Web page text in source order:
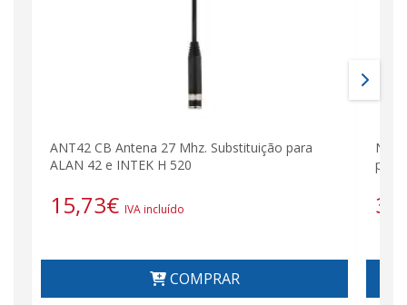
ANT42 CB Antena 27 Mhz. Substituição para
ALAN 42 e INTEK H 520
15,73€ IVA incluído
COMPRAR